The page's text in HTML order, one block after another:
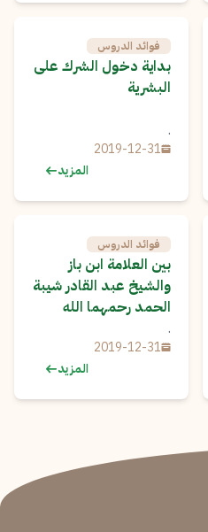
فوائد الدروس
بداية دخول الشرك على
البشرية
.
2019-12-31
المزيد
فوائد الدروس
بين العلامة ابن باز
والشيخ عبد القادر شيبة
الحمد رحمهما الله
.
2019-12-31
المزيد